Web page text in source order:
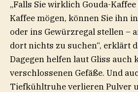
„Falls Sie wirklich Gouda-
Kaffee mögen, können Sie ihn
oder ins Gewürzregal stellen –
dort nichts zu suchen“, erklärt
Dagegen helfen laut Gliss auch
verschlossenen Gefäße. Und
Tiefkühltruhe verlieren Pulver